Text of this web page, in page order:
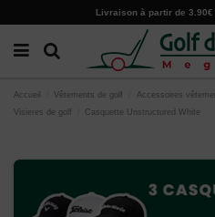
Livraison à partir de
Accueil Vêtements de golf Accessoires
Visieres de golf
Casquette Unstructured White
Paramètres des cookies